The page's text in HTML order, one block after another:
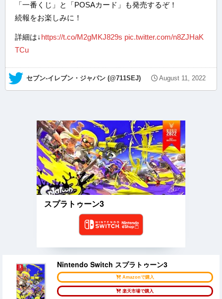
「一番くじ」と「POSAカード」も発売するぞ！
続報をお楽しみに！
詳細は↓https://t.co/M2gMKJ829s pic.twitter.com/n8ZJHaK
TCu
— セブン‐イレブン・ジャパン (@711SEJ) August 11, 2022
スプラトゥーン3
Nintendo Switch スプラトゥーン3
Amazonで購入
楽天市場で購入